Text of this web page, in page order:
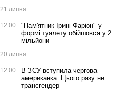
21 липня
12:00
"Пам'ятник Ірині Фаріон" у
формі туалету обійшовся у 2
мільйони
20 липня
12:00
В ЗСУ вступила чергова
американка. Цього разу не
трансгендер